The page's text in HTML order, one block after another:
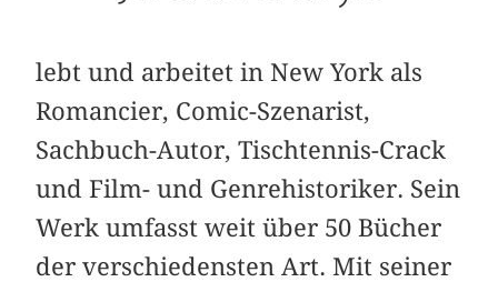
lebt und arbeitet in New York als
Romancier, Comic-Szenarist,
Sachbuch-Autor, Tischtennis-Crack
und Film- und Genrehistoriker. Sein
Werk umfasst weit über 50 Bücher
der verschiedensten Art. Mit seiner